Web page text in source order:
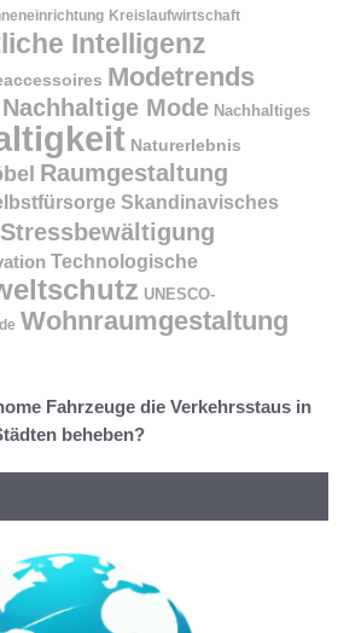
Kreislaufwirtschaft
Intelligenz
Modetrends
Nachhaltige Mode Nachhaltiges
Naturerlebnis
Raumgestaltung
Skandinavisches
Stressbewältigung
Technologische
UNESCO-
Wohnraumgestaltung
Fahrzeuge die Verkehrsstaus in
beheben?